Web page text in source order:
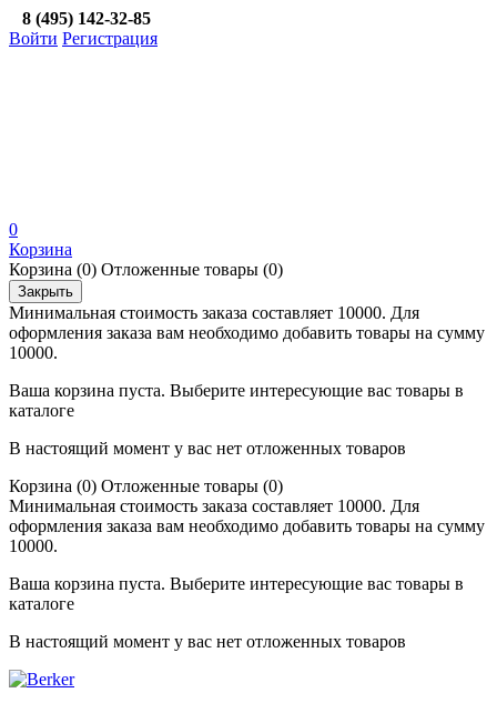
8 (495) 142-32-85
Войти Регистрация
0
Корзина
Корзина (0) Отложенные товары (0)
Закрыть
Минимальная стоимость заказа составляет 10000. Для
оформления заказа вам необходимо добавить товары на сумму
10000.
Ваша корзина пуста. Выберите интересующие вас товары в
каталоге
В настоящий момент у вас нет отложенных товаров
Корзина (0) Отложенные товары (0)
Минимальная стоимость заказа составляет 10000. Для
оформления заказа вам необходимо добавить товары на сумму
10000.
Ваша корзина пуста. Выберите интересующие вас товары в
каталоге
В настоящий момент у вас нет отложенных товаров